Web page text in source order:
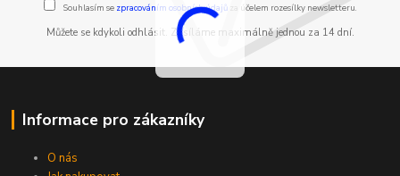
Souhlasím se zpracováním osobních údajůza účelem rozesílky newsletteru.
Můžete se kdykoli odhlásit. Zasíláme maximálně jednou za 14 dní.
Informace pro zákazníky
O nás